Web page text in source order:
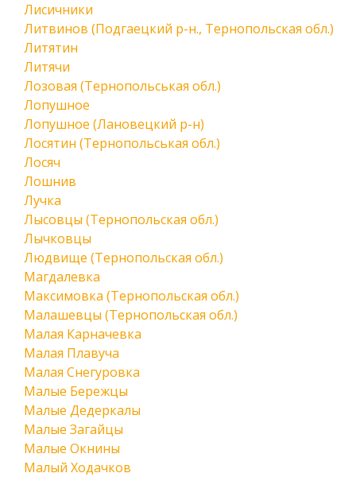
Лисичники
Литвинов (Подгаецкий р-н., Тернопольская обл.)
Литятин
Литячи
Лозовая (Тернопольськая обл.)
Лопушное
Лопушное (Лановецкий р-н)
Лосятин (Тернопольськая обл.)
Лосяч
Лошнив
Лучка
Лысовцы (Тернопольская обл.)
Лычковцы
Людвище (Тернопольская обл.)
Магдалевка
Максимовка (Тернопольская обл.)
Малашевцы (Тернопольская обл.)
Малая Карначевка
Малая Плавуча
Малая Снегуровка
Малые Бережцы
Малые Дедеркалы
Малые Загайцы
Малые Окнины
Малый Ходачков